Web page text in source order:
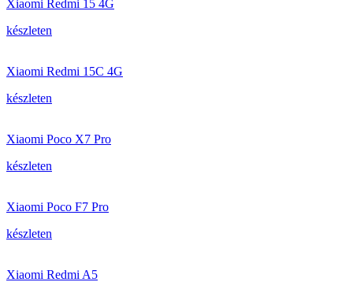
Xiaomi Redmi 15 4G
készleten
Xiaomi Redmi 15C 4G
készleten
Xiaomi Poco X7 Pro
készleten
Xiaomi Poco F7 Pro
készleten
Xiaomi Redmi A5